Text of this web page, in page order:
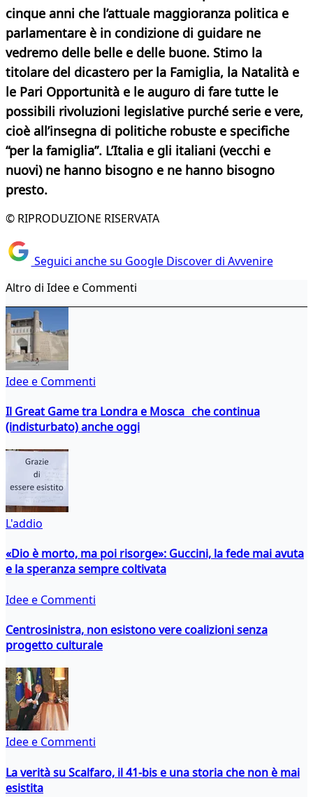
cinque anni che l’attuale maggioranza politica e
parlamentare è in condizione di guidare ne
vedremo delle belle e delle buone. Stimo la
titolare del dicastero per la Famiglia, la Natalità e
le Pari Opportunità e le auguro di fare tutte le
possibili rivoluzioni legislative purché serie e vere,
cioè all’insegna di politiche robuste e specifiche
“per la famiglia”. L’Italia e gli italiani (vecchi e
nuovi) ne hanno bisogno e ne hanno bisogno
presto.
© RIPRODUZIONE RISERVATA
Seguici anche su Google Discover di Avvenire
Altro di Idee e Commenti
Idee e Commenti
Il Great Game tra Londra e Mosca che continua
(indisturbato) anche oggi
L'addio
«Dio è morto, ma poi risorge»: Guccini, la fede mai avuta
e la speranza sempre coltivata
Idee e Commenti
Centrosinistra, non esistono vere coalizioni senza
progetto culturale
Idee e Commenti
La verità su Scalfaro, il 41-bis e una storia che non è mai
esistita